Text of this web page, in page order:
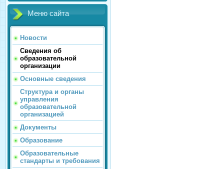
Меню сайта
Новости
Сведения об
образовательной
организации
Основные сведения
Структура и органы
управления
образовательной
организацией
Документы
Образование
Образовательные
стандарты и требования